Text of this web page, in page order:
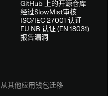
GitHub 上的开源仓库
经过SlowMist审核
ISO/IEC 27001 认证
EU NB 认证 (EN 18031)
报告漏洞
从其他应用钱包迁移